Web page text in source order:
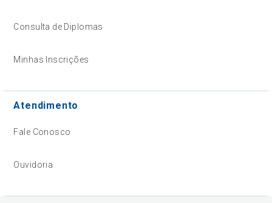
Consulta de Diplomas
Minhas Inscrições
Atendimento
Fale Conosco
Ouvidoria